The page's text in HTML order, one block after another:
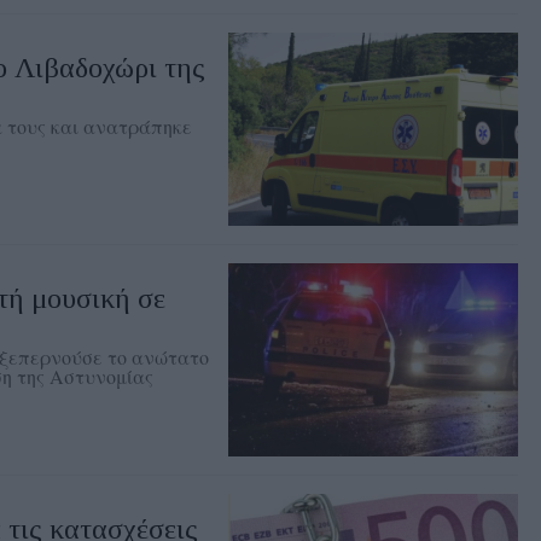
Λιβαδοχώρι της
και ανατράπηκε
μουσική σε
το ανώτατο
της Αστυνομίας
κατασχέσεις